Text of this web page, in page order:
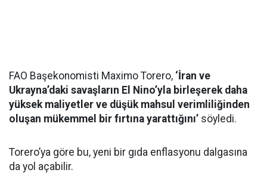
FAO Başekonomisti Maximo Torero, ‘İran ve
Ukrayna’daki savaşların El Nino’yla birleşerek daha
yüksek maliyetler ve düşük mahsul verimliliğinden
oluşan mükemmel bir fırtına yarattığını’ söyledi.
Torero’ya göre bu, yeni bir gıda enflasyonu dalgasına
da yol açabilir.